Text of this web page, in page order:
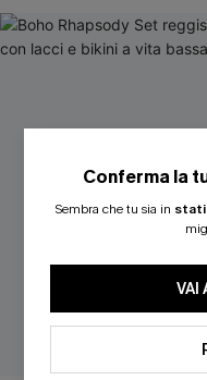
Conferma la
Sembra che tu sia in stati
VAI